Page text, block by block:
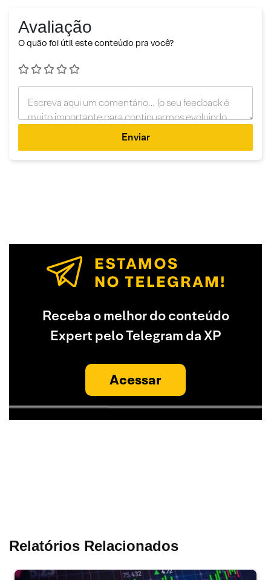
Avaliação
O quão foi útil este conteúdo pra você?
Enviar
Receba o melhor do conteúdo
Expert pelo Telegram da XP
Acessar
Relatórios Relacionados